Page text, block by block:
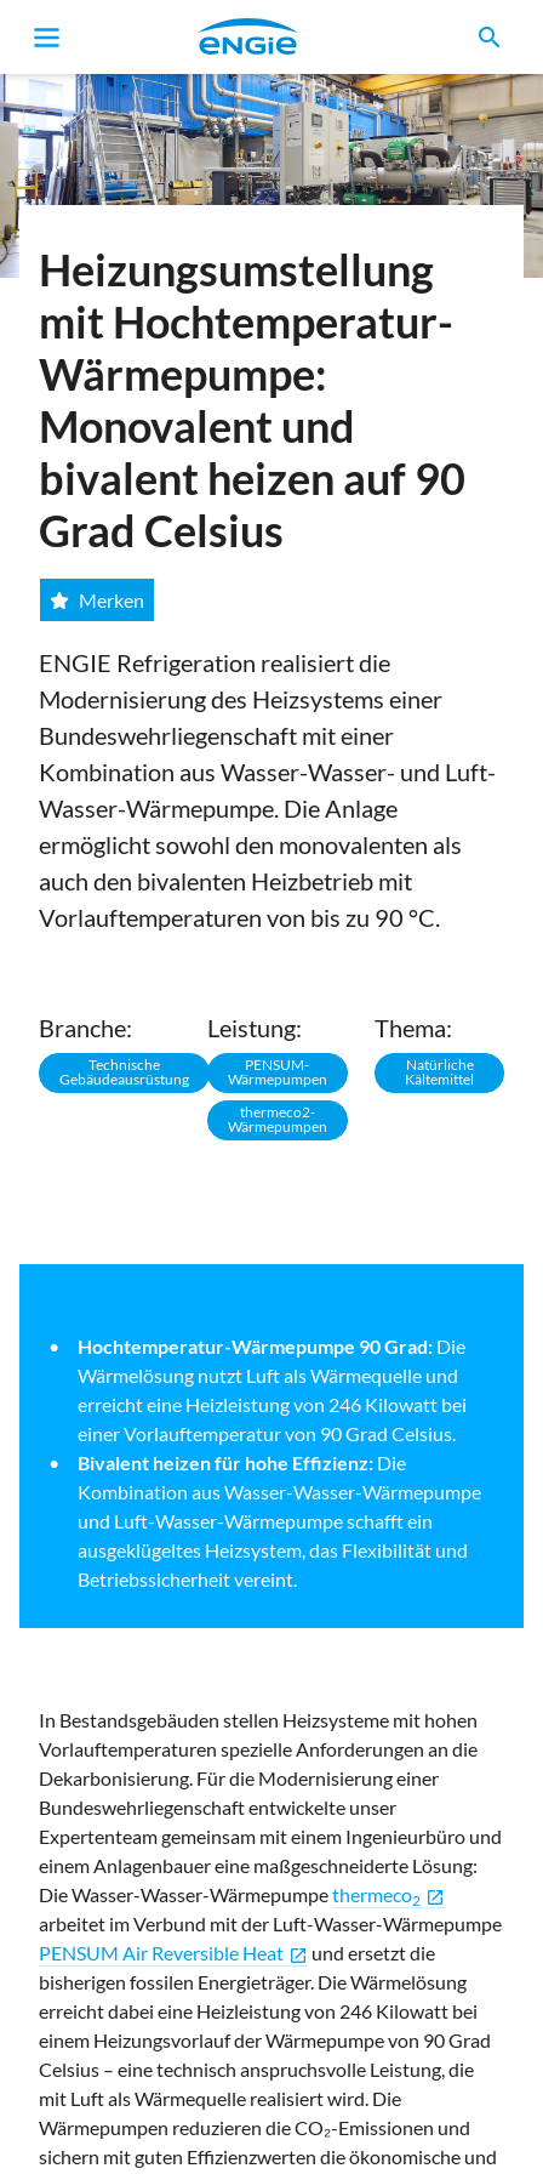
search
Heizungsumstellung
mit Hochtemperatur-
Wärmepumpe:
Monovalent und
bivalent heizen auf 90
Grad Celsius
Merken
ENGIE Refrigeration realisiert die
Modernisierung des Heizsystems einer
Bundeswehrliegenschaft mit einer
Kombination aus Wasser-Wasser- und Luft-
Wasser-Wärmepumpe. Die Anlage
ermöglicht sowohl den monovalenten als
auch den bivalenten Heizbetrieb mit
Vorlauftemperaturen von bis zu 90 °C.
Branche:
Technische
Gebäudeausrüstung
Leistung:
PENSUM-
Wärmepumpen
thermeco2-
Wärmepumpen
Thema:
Natürliche
Kältemittel
Hochtemperatur-Wärmepumpe 90 Grad: Die
Wärmelösung nutzt Luft als Wärmequelle und
erreicht eine Heizleistung von 246 Kilowatt bei
einer Vorlauftemperatur von 90 Grad Celsius.
Bivalent heizen für hohe Effizienz: Die
Kombination aus Wasser-Wasser-Wärmepumpe
und Luft-Wasser-Wärmepumpe schafft ein
ausgeklügeltes Heizsystem, das Flexibilität und
Betriebssicherheit vereint.
In Bestandsgebäuden stellen Heizsysteme mit hohen
Vorlauftemperaturen spezielle Anforderungen an die
Dekarbonisierung. Für die Modernisierung einer
Bundeswehrliegenschaft entwickelte unser
Expertenteam gemeinsam mit einem Ingenieurbüro und
einem Anlagenbauer eine maßgeschneiderte Lösung:
Die Wasser-Wasser-Wärmepumpethermeco2 open_in_new
arbeitet im Verbund mit der Luft-Wasser-Wärmepumpe
PENSUM Air Reversible Heat open_in_new und ersetzt die
bisherigen fossilen Energieträger. Die Wärmelösung
erreicht dabei eine Heizleistung von 246 Kilowatt bei
einem Heizungsvorlauf der Wärmepumpe von 90 Grad
Celsius – eine technisch anspruchsvolle Leistung, die
mit Luft als Wärmequelle realisiert wird. Die
Wärmepumpen reduzieren die CO₂-Emissionen und
sichern mit guten Effizienzwerten die ökonomische und